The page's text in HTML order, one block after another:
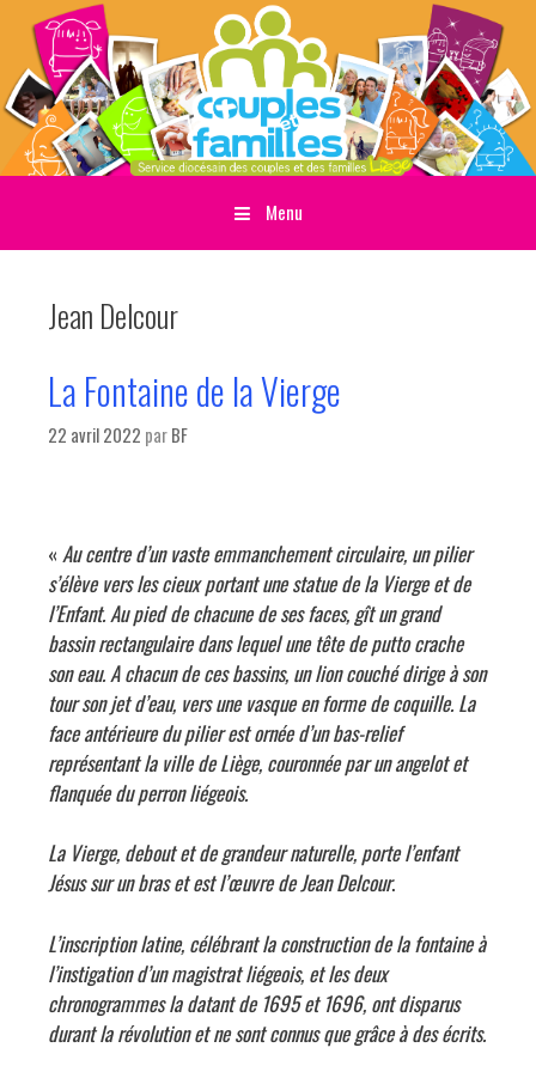
Menu
Jean Delcour
La Fontaine de la Vierge
22 avril 2022 parBF
« Au centre d’un vaste emmanchement circulaire, un pilier
s’élève vers les cieux portant une statue de la Vierge et de
l’Enfant. Au pied de chacune de ses faces, gît un grand
bassin rectangulaire dans lequel une tête de putto crache
son eau. A chacun de ces bassins, un lion couché dirige à son
tour son jet d’eau, vers une vasque en forme de coquille. La
face antérieure du pilier est ornée d’un bas-relief
représentant la ville de Liège, couronnée par un angelot et
flanquée du perron liégeois.
La Vierge, debout et de grandeur naturelle, porte l’enfant
Jésus sur un bras et est l’œuvre de Jean Delcour.
L’inscription latine, célébrant la construction de la fontaine à
l’instigation d’un magistrat liégeois, et les deux
chronogrammes la datant de 1695 et 1696, ont disparus
durant la révolution et ne sont connus que grâce à des écrits.